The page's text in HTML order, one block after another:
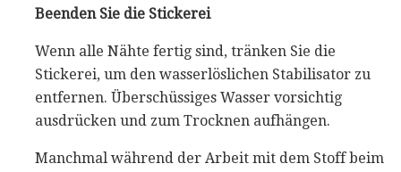
Beenden Sie die Stickerei
Wenn alle Nähte fertig sind, tränken Sie die
Stickerei, um den wasserlöslichen Stabilisator zu
entfernen. Überschüssiges Wasser vorsichtig
ausdrücken und zum Trocknen aufhängen.
Manchmal während der Arbeit mit dem Stoff beim